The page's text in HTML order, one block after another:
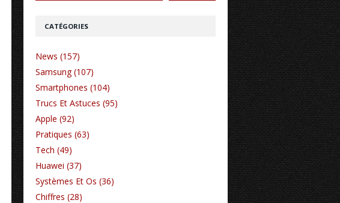
CATÉGORIES
News (157)
Samsung (107)
Smartphones (104)
Trucs Et Astuces (95)
Apple (92)
Pratiques (63)
Tech (49)
Huawei (37)
Systèmes Et Os (36)
Chiffres (28)